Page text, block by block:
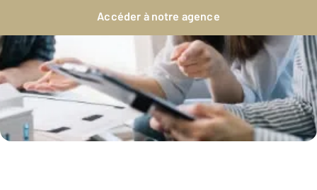
Accéder à notre agence